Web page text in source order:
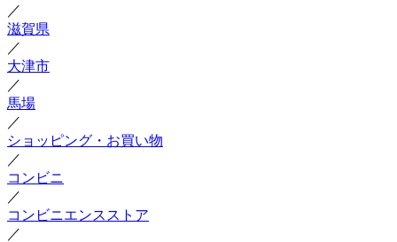
／
滋賀県
／
大津市
／
馬場
／
ショッピング・お買い物
／
コンビニ
／
コンビニエンスストア
／